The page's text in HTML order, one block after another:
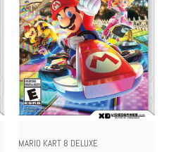
MARIO KART 8 DELUXE